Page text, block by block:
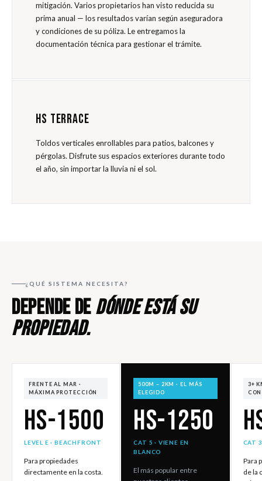
mitigación. Varios propietarios han visto reducida su
prima anual — los resultados varían según aseguradora
y condiciones de su póliza. Le entregamos la
documentación técnica para gestionar el trámite.
HS TERRACE
Toldos verticales enrollables para patios, balcones y
pérgolas. Disfrute sus espacios exteriores durante todo
el año, sin importar la lluvia ni el sol.
¿QUÉ SISTEMA NECESITA?
DEPENDE DEDÓNDE ESTÁ SU
PROPIEDAD.
FRENTE AL MAR ·
MÁXIMA PROTECCIÓN
HS-1500
LEVEL E · BEACHFRONT
Para propiedades
directamente en la costa.
500M – 2KM · EL MÁS
ELEGIDO
HS-1250
CAT 5 · VIENE EN
BLANCO
El más popular entre
3+
CAT
Para
de la